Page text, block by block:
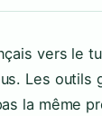
vers le
Les outils
la même